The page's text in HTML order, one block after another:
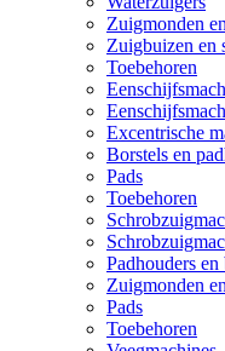
Zuigmonden
Zuigbuizen en
Toebehoren
Excentrische
Borstels en
Pads
Toebehoren
Padhouders en
Zuigmonden
Pads
Toebehoren